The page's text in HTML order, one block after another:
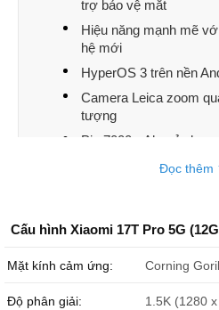
trợ bảo vệ mắt
Hiệu năng mạnh mẽ
hệ mới
HyperOS 3 trên nền
Camera Leica zoom
tượng
Pin 7000mAh, sử dụng
Đọc thêm
Cấu hình Xiaomi 17T Pro 5G
Mặt kính cảm ứng: Corning
Độ phân giải: 1.5K (1280